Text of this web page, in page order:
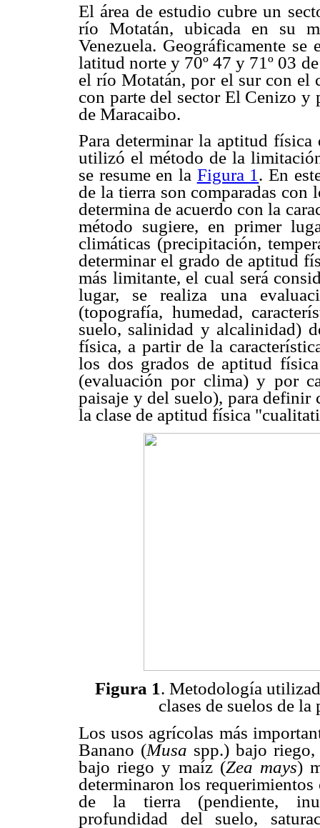
El área de estudio cubre un
río Motatán, ubicada en su
Venezuela. Geográficamente se
latitud norte y 70º 47 y 71º 03
el río Motatán, por el sur con el
con parte del sector El Cenizo y
de Maracaibo.
Para determinar la aptitud física
utilizó el método de la
se resume en la Figura 1 . En
de la tierra son comparadas con
determina de acuerdo con la
método sugiere, en primer
climáticas (precipitación,
determinar el grado de aptitud
más limitante, el cual será
lugar, se realiza una
(topografía, humedad,
suelo, salinidad y alcalinidad)
física, a partir de la
los dos grados de aptitud
(evaluación por clima) y por
paisaje y del suelo), para definir
la clase de aptitud física
Figura 1. Metodología
clases de suelos de
Los usos agrícolas más
Banano (Musa spp.) bajo riego,
bajo riego y maíz (Zea mays)
determinaron los
de la tierra (pendiente,
profundidad del suelo,